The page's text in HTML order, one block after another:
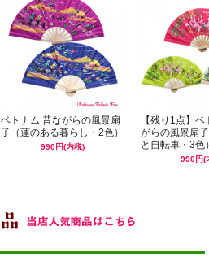
ベトナム 昔ながらの風景扇
子（蓮のある暮らし・2色）
990円(内税)
【残り1点】
がらの風景扇
と自転車・3色
990円(